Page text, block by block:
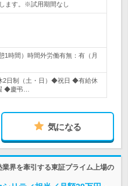
ます。※試用期間なし
1時間）時間外労働有無：有（月
2日制（土・日）◆祝日 ◆有給休
◆慶弔…
気になる
界を牽引する東証プライム上場の